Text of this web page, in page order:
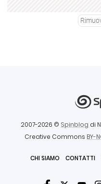
2007-2026 © Spinblog di
Creative Commons BY-
CHI SIAMO CONTATTI